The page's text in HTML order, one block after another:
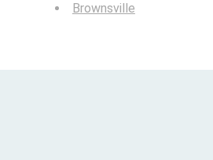
Brownsville